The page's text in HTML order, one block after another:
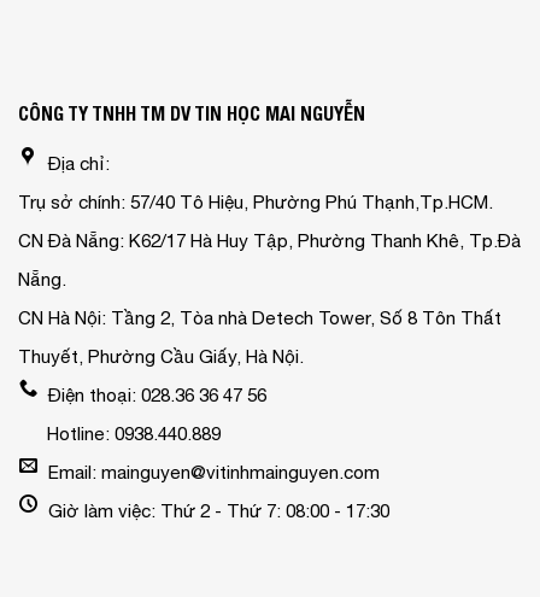
CÔNG TY TNHH TM DV TIN HỌC MAI NGUYỄN
Địa chỉ:
Trụ sở chính: 57/40 Tô Hiệu, Phường Phú Thạnh,Tp.HCM.
CN Đà Nẵng: K62/17 Hà Huy Tập, Phường Thanh Khê, Tp.Đà
Nẵng.
CN Hà Nội: Tầng 2, Tòa nhà Detech Tower, Số 8 Tôn Thất
Thuyết, Phường Cầu Giấy, Hà Nội.
Điện thoại: 028.36 36 47 56
Hotline: 0938.440.889
Email: mainguyen@vitinhmainguyen.com
Giờ làm việc: Thứ 2 - Thứ 7: 08:00 - 17:30